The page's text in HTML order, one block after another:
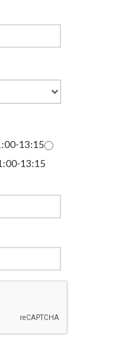
13:15
13:15